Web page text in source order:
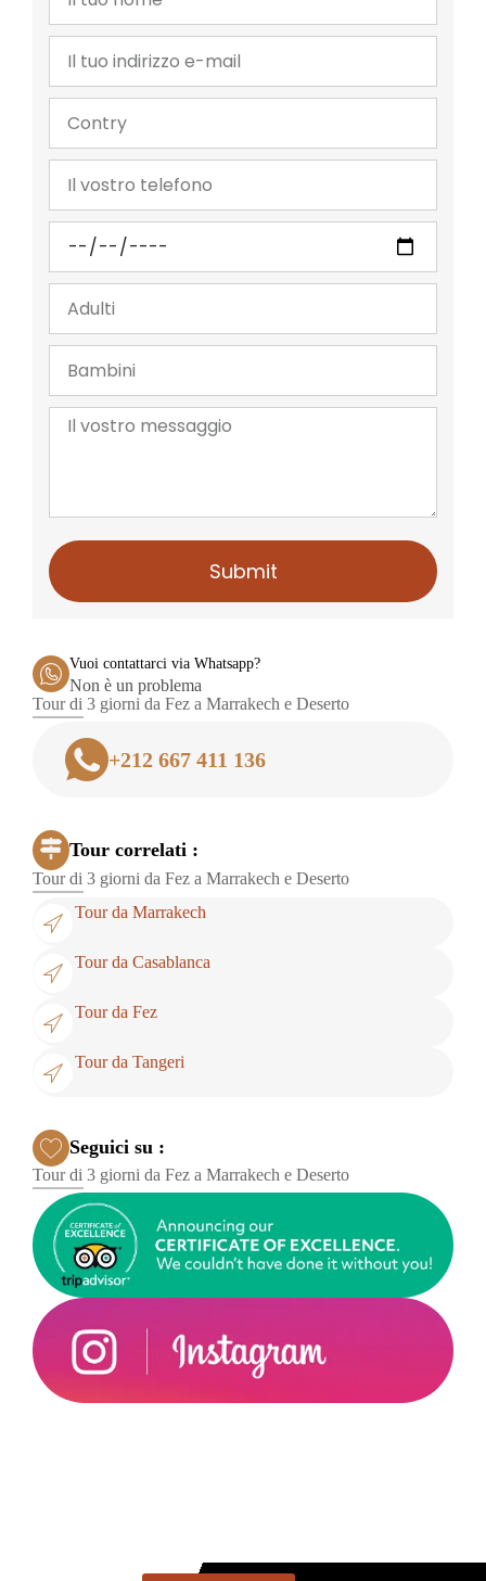
Submit
Vuoi contattarci via Whatsapp?
Non è un problema
Tour di 3 giorni da Fez a Marrakech e Deserto
+212 667 411 136
Tour correlati :
Tour di 3 giorni da Fez a Marrakech e Deserto
Tour da Marrakech
Tour da Casablanca
Tour da Fez
Tour da Tangeri
Seguici su :
Tour di 3 giorni da Fez a Marrakech e Deserto